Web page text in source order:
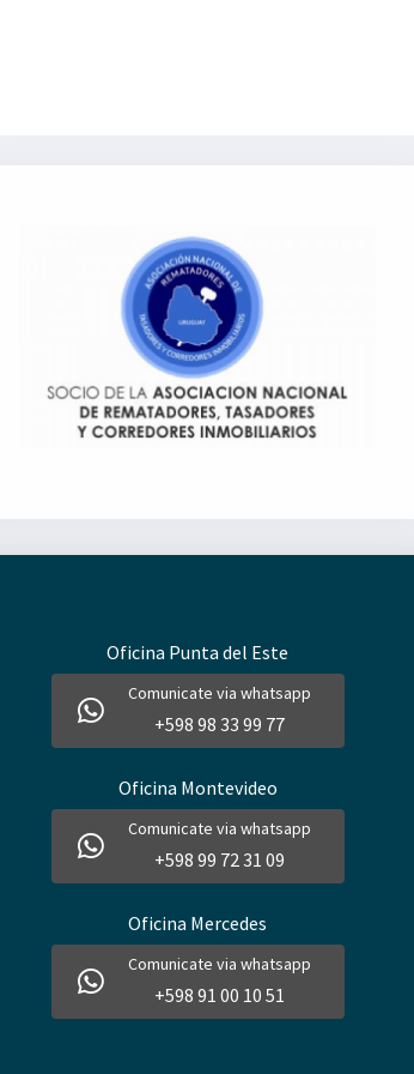
Oficina Punta del Este
Comunicate via whatsapp
+598 98 33 99 77
Oficina Montevideo
Comunicate via whatsapp
+598 99 72 31 09
Oficina Mercedes
Comunicate via whatsapp
+598 91 00 10 51